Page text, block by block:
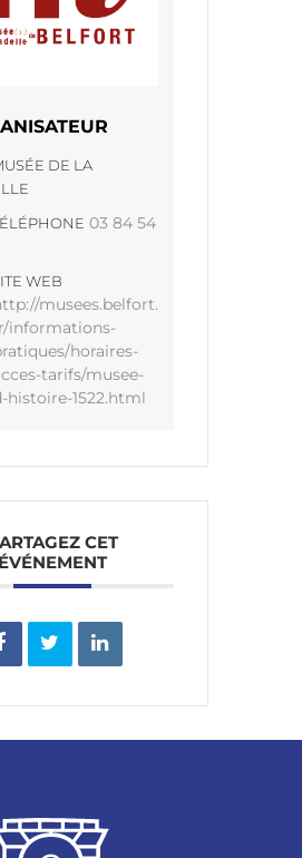
DE LA
03 84 54
WEB
musees.belfort.
informations-
horaires-
tarifs/musee-
histoire-1522.html
CET
ÉVÉNEMENT